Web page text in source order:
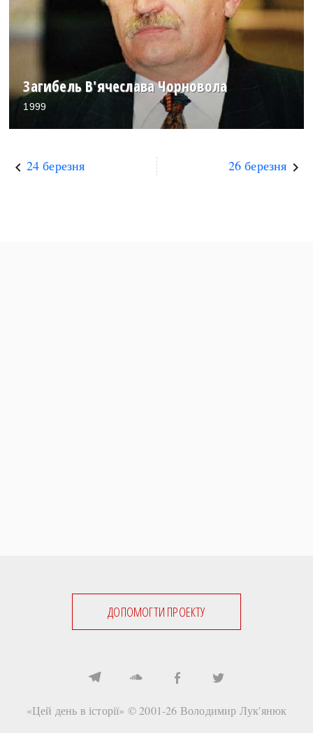
Загибель В'ячеслава Чорновола
1999
keyboard_arrow_left 24 березня 26 березня keyboard_arrow_right
ДОПОМОГТИ ПРОЕКТУ
«Цей день в історії» © 2001-26 Володимир Лук'янюк